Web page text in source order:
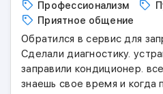
Профессионализм
Приятное общение
Обратился в сервис для
Сделали диагностику.
заправили кондиционер.
знаешь свое время и когда